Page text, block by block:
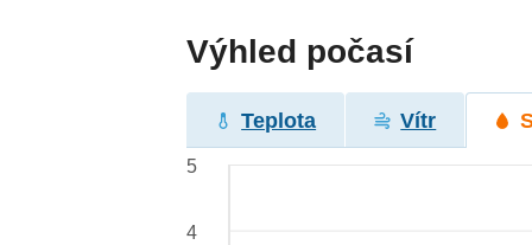
Výhled počasí
Teplota Vítr
5
4